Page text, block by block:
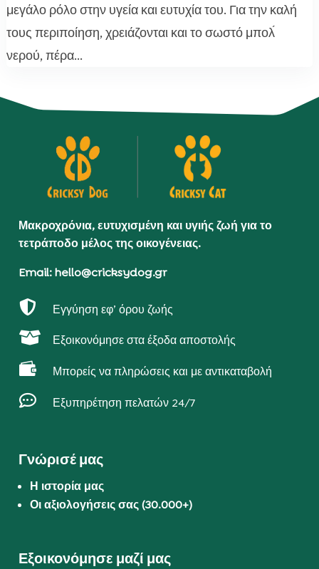
μεγάλο ρόλο στην υγεία και ευτυχία του. Για την καλή
τους περιποίηση, χρειάζονται και το σωστό μπολ́
νερού, πέρα...
Μακροχρόνια, ευτυχισμένη και υγιής ζωή για το
τετράποδο μέλος της οικογένειας.
Email: hello@cricksydog.gr
 Εγγύηση εφ’ όρου ζωής
 Εξοικονόμησε στα έξοδα αποστολής
 Μπορείς να πληρώσεις και με αντικαταβολή
 Εξυπηρέτηση πελατών 24/7
Γνώρισέ μας
Η ιστορία μας
Οι αξιολογήσεις σας (30.000+)
Εξοικονόμησε μαζί μας